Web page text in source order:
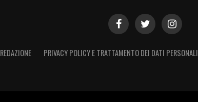
REDAZIONE PRIVACY POLICY E TRATTAMENTO DEI DATI PERSONALI